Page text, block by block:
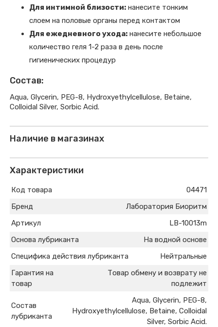
Для интимной близости: нанесите тонким
слоем на половые органы перед контактом
Для ежедневного ухода: нанесите небольшое
количество геля 1-2 раза в день после
гигиенических процедур
Состав:
Aqua, Glycerin, PEG-8, Hydroxyethylcellulose, Betaine,
Colloidal Silver, Sorbic Acid.
Наличие в магазинах
Характеристики
Код товара
04471
Бренд
Лаборатория Биоритм
Артикул
LB-10013m
Основа лубриканта
На водной основе
Специфика действия лубриканта
Нейтральные
Гарантия на
товар
Товар обмену и возврату не
подлежит
Состав
лубриканта
Aqua, Glycerin, PEG-8,
Hydroxyethylcellulose, Betaine, Colloidal
Silver, Sorbic Acid.